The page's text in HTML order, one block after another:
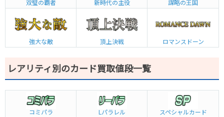
双璧の覇者 新時代の主役 謀略の王国
強大な敵 頂上決戦 ロマンスドーン
レアリティ別のカード買取値段一覧
コミパラ Lパラレル スペシャルカード